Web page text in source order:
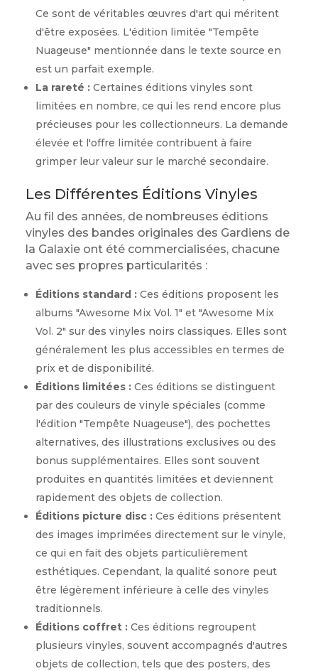
Ce sont de véritables œuvres d'art qui méritent
d'être exposées. L'édition limitée "Tempête
Nuageuse" mentionnée dans le texte source en
est un parfait exemple.
La rareté :Certaines éditions vinyles sont
limitées en nombre, ce qui les rend encore plus
précieuses pour les collectionneurs. La demande
élevée et l'offre limitée contribuent à faire
grimper leur valeur sur le marché secondaire.
Les Différentes Éditions Vinyles
Au fil des années, de nombreuses éditions
vinyles des bandes originales des Gardiens de
la Galaxie ont été commercialisées, chacune
avec ses propres particularités :
Éditions standard :Ces éditions proposent les
albums "Awesome Mix Vol. 1" et "Awesome Mix
Vol. 2" sur des vinyles noirs classiques. Elles sont
généralement les plus accessibles en termes de
prix et de disponibilité.
Éditions limitées :Ces éditions se distinguent
par des couleurs de vinyle spéciales (comme
l'édition "Tempête Nuageuse"), des pochettes
alternatives, des illustrations exclusives ou des
bonus supplémentaires. Elles sont souvent
produites en quantités limitées et deviennent
rapidement des objets de collection.
Éditions picture disc :Ces éditions présentent
des images imprimées directement sur le vinyle,
ce qui en fait des objets particulièrement
esthétiques. Cependant, la qualité sonore peut
être légèrement inférieure à celle des vinyles
traditionnels.
Éditions coffret :Ces éditions regroupent
plusieurs vinyles, souvent accompagnés d'autres
objets de collection, tels que des posters, des